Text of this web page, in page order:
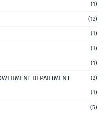
(1)
(12)
(1)
(1)
(1)
DEPARTMENT (2)
(1)
(5)